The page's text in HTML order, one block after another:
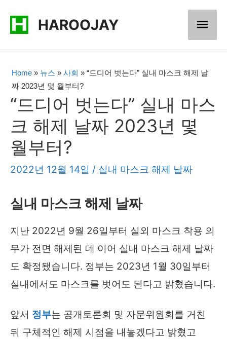
HAROOJAY
메
인
메
뉴
Home » 뉴스 » 사회 » “드디어 벗는다” 실내 마스크 해제 날
짜 2023년 몇 월부터?
“드디어 벗는다” 실내 마스
크 해제 날짜 2023년 몇
월부터?
2022년 12월 14일 / 실내 마스크 해제 날짜
실내 마스크 해제 날짜
지난 2022년 9월 26일부터 실외 마스크 착용 의
무가 전면 해제된 데 이어 실내 마스크 해제 날짜
도 확정됐습니다. 정부는 2023년 1월 30일부터
실내에서도 마스크를 벗어도 된다고 밝혔습니다.
앞서 정부는 공개토론회 및 자문위원회를 거친
뒤 구체적인 해제 시점을 내놓겠다고 밝혔고